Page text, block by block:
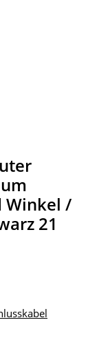
Winkel /
21